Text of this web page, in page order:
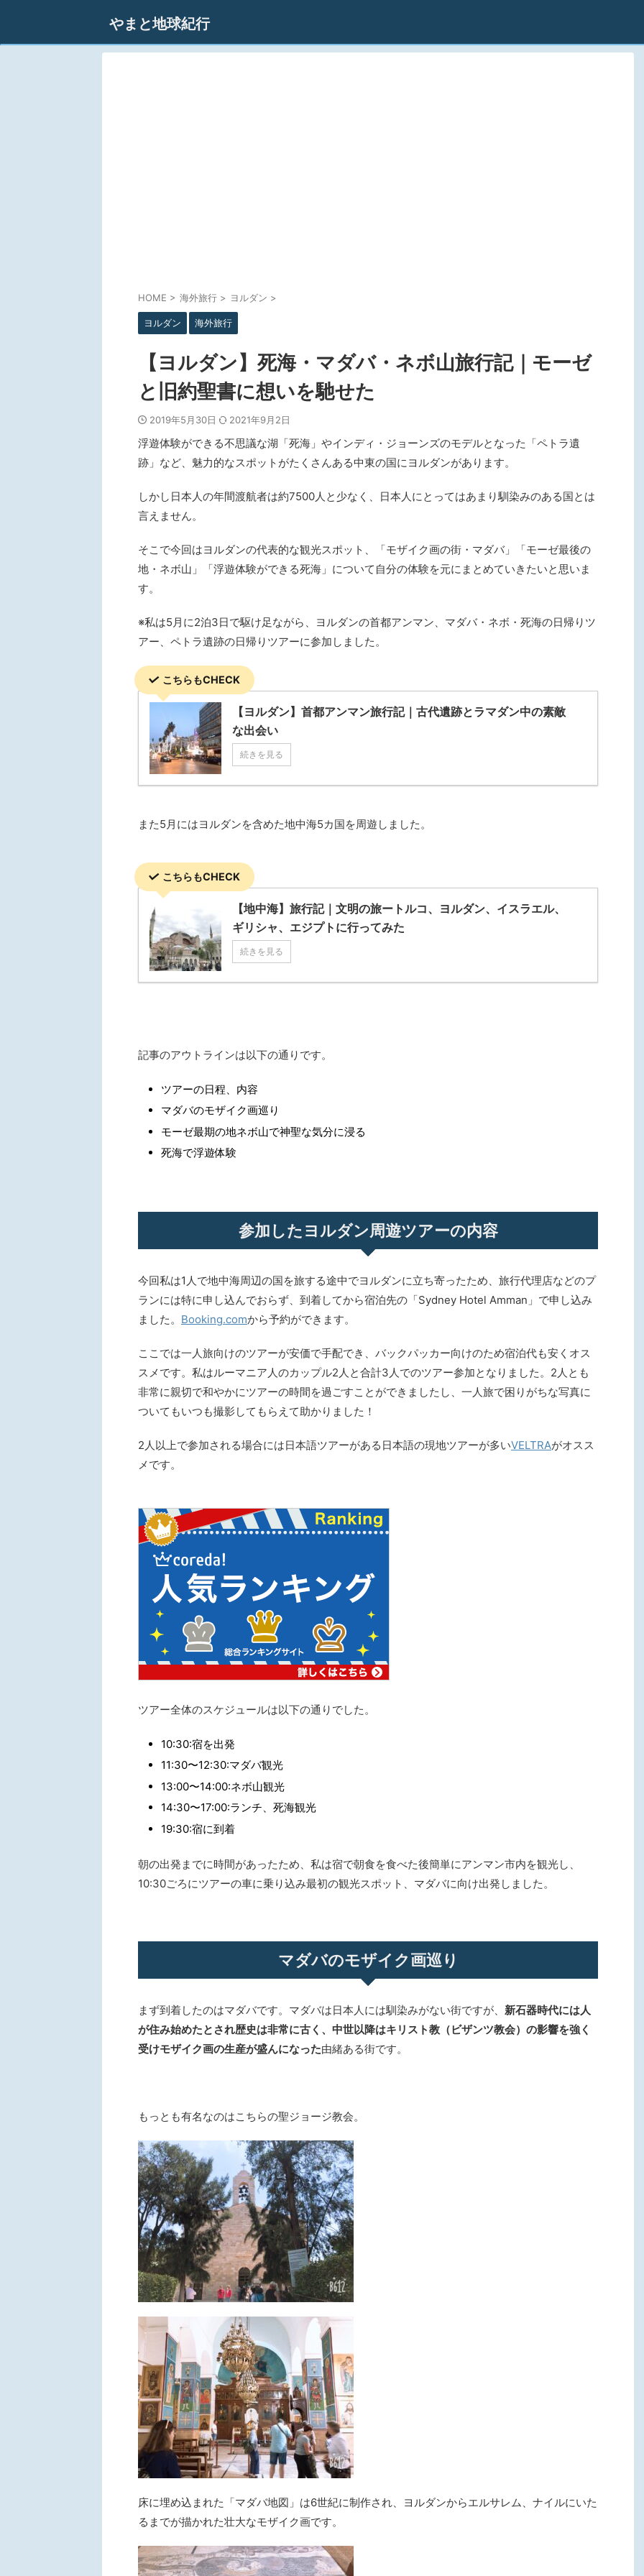
やまと地球紀行
HOME > 海外旅行 > ヨルダン >
ヨルダン 海外旅行
【ヨルダン】死海・マダバ・ネボ山旅行記｜モーゼ
と旧約聖書に想いを馳せた
2019年5月30日 2021年9月2日
浮遊体験ができる不思議な湖「死海」やインディ・ジョーンズのモデルとなった「ペトラ遺
跡」など、魅力的なスポットがたくさんある中東の国にヨルダンがあります。
しかし日本人の年間渡航者は約7500人と少なく、日本人にとってはあまり馴染みのある国とは
言えません。
そこで今回はヨルダンの代表的な観光スポット、「モザイク画の街・マダバ」「モーゼ最後の
地・ネボ山」「浮遊体験ができる死海」について自分の体験を元にまとめていきたいと思いま
す。
※私は5月に2泊3日で駆け足ながら、ヨルダンの首都アンマン、マダバ・ネボ・死海の日帰りツ
アー、ペトラ遺跡の日帰りツアーに参加しました。
こちらもCHECK
【ヨルダン】首都アンマン旅行記｜古代遺跡とラマダン中の素敵
な出会い
続きを見る
また5月にはヨルダンを含めた地中海5カ国を周遊しました。
こちらもCHECK
【地中海】旅行記｜文明の旅ートルコ、ヨルダン、イスラエル、
ギリシャ、エジプトに行ってみた
続きを見る
記事のアウトラインは以下の通りです。
ツアーの日程、内容
マダバのモザイク画巡り
モーゼ最期の地ネボ山で神聖な気分に浸る
死海で浮遊体験
参加したヨルダン周遊ツアーの内容
今回私は1人で地中海周辺の国を旅する途中でヨルダンに立ち寄ったため、旅行代理店などのプ
ランには特に申し込んでおらず、到着してから宿泊先の「Sydney Hotel Amman」で申し込み
ました。 Booking.comから予約ができます。
ここでは一人旅向けのツアーが安価で手配でき、バックパッカー向けのため宿泊代も安くオス
スメです。私はルーマニア人のカップル2人と合計3人でのツアー参加となりました。2人とも
非常に親切で和やかにツアーの時間を過ごすことができましたし、一人旅で困りがちな写真に
ついてもいつも撮影してもらえて助かりました！
2人以上で参加される場合には日本語ツアーがある日本語の現地ツアーが多いVELTRAがオスス
メです。
ツアー全体のスケジュールは以下の通りでした。
10:30:宿を出発
11:30〜12:30:マダバ観光
13:00〜14:00:ネボ山観光
14:30〜17:00:ランチ、死海観光
19:30:宿に到着
朝の出発までに時間があったため、私は宿で朝食を食べた後簡単にアンマン市内を観光し、
10:30ごろにツアーの車に乗り込み最初の観光スポット、マダバに向け出発しました。
マダバのモザイク画巡り
まず到着したのはマダバです。マダバは日本人には馴染みがない街ですが、 新石器時代には人
が住み始めたとされ歴史は非常に古く、中世以降はキリスト教（ビザンツ教会）の影響を強く
受けモザイク画の生産が盛んになった由緒ある街です。
もっとも有名なのはこちらの聖ジョージ教会。
床に埋め込まれた「マダバ地図」は6世紀に制作され、ヨルダンからエルサレム、ナイルにいた
るまでが描かれた壮大なモザイク画です。